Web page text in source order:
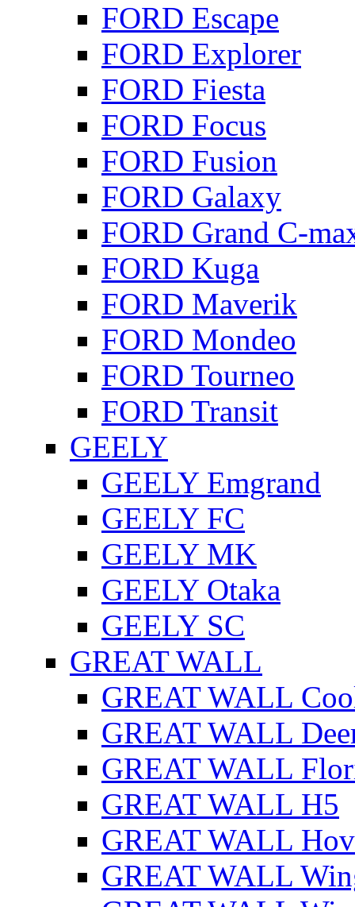
FORD Escape
FORD Explorer
FORD Fiesta
FORD Focus
FORD Fusion
FORD Galaxy
FORD Grand C-
FORD Kuga
FORD Maverik
FORD Mondeo
FORD Tourneo
FORD Transit
GEELY
GEELY Emgrand
GEELY FC
GEELY MK
GEELY Otaka
GEELY SC
GREAT WALL
GREAT WALL
GREAT WALL
GREAT WALL
GREAT WALL H5
GREAT WALL
GREAT WALL